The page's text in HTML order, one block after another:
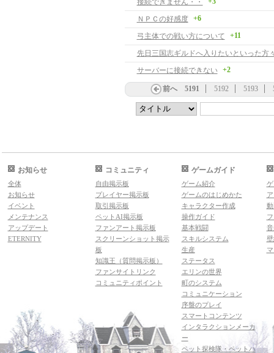
接続できません・・
ＮＰＣの好感度 +6
弓主体での戦い方について +11
先日三国志ギルドへ入りたいといった方
サーバーに接続できない
+2
前へ 5191 5192 5193
お知らせ
全体
お知らせ
イベント
メンテナンス
アップデート
ETERNITY
コミュニティ
自由掲示板
プレイヤー掲示板
取引掲示板
ペットAI掲示板
ファンアート掲示板
スクリーンショット掲示
板
知識王（質問掲示板）
ファンサイトリンク
コミュニティポイント
ゲームガイド
ゲーム紹介
ゲームのはじめかた
キャラクター作成
操作ガイド
基本戦闘
スキルシステム
生産
ステータス
エリンの世界
町のシステム
コミュニケーション
序盤のプレイ
スマートコンテンツ
インタラクションメーカ
ー
ペット探検隊・ペットハ